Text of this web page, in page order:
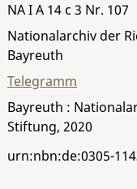
NA I A 14 c 3 Nr. 107
Nationalarchiv der
Bayreuth
Telegramm
Bayreuth :
Stiftung, 2020
urn:nbn:de:0305-